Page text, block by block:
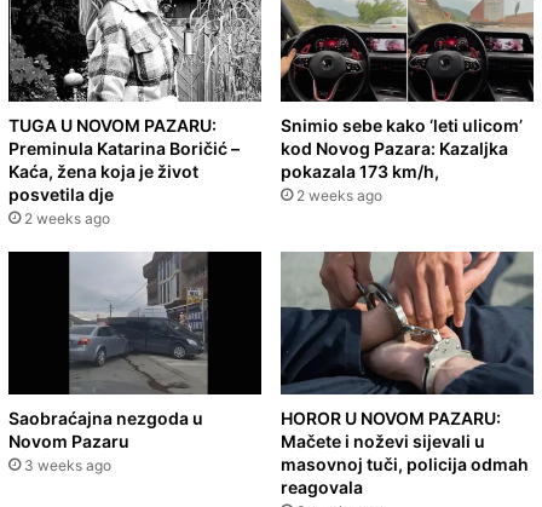
TUGA U NOVOM PAZARU:
Preminula Katarina Boričić –
Kaća, žena koja je život
posvetila dje
2 weeks ago
Snimio sebe kako ‘leti ulicom’
kod Novog Pazara: Kazaljka
pokazala 173 km/h,
2 weeks ago
Saobraćajna nezgoda u
Novom Pazaru
3 weeks ago
HOROR U NOVOM PAZARU:
Mačete i noževi sijevali u
masovnoj tuči, policija odmah
reagovala